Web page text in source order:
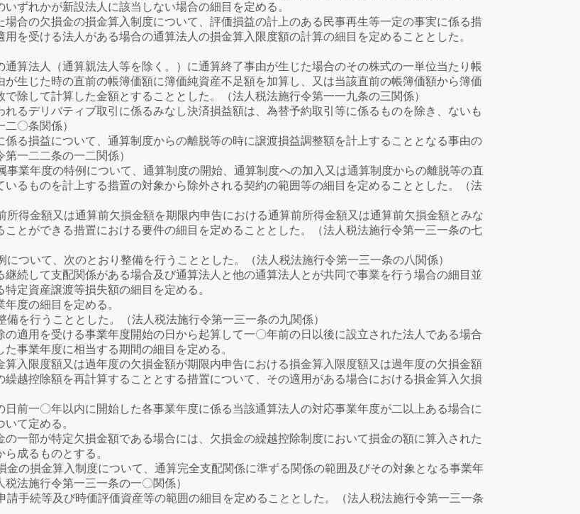
ずれかが新設法人に該当しない場合の細目を定める。
合の欠損金の損金算入制度について、評価損益の計上のある民事再生等一定の事実に係る措
を受ける法人がある場合の通算法人の損金算入限度額の計算の細目を定めることとした。
算法人（通算親法人等を除く。）に通算終了事由が生じた場合のその株式の一単位当たり帳
生じた時の直前の帳簿価額に簿価純資産不足額を加算し、又は当該直前の帳簿価額から簿価
除して計算した金額とすることとした。（法人税法施行令第一一九条の三関係）
るデリバティブ取引に係るみなし決済損益額は、為替予約取引等に係るものを除き、ないも
〇条関係）
る損益について、通算制度からの離脱等の時に譲渡損益調整額を計上することとなる事由の
一二二条の一二関係）
業年度の特例について、通算制度の開始、通算制度への加入又は通算制度からの離脱等の直
るものを計上する措置の対象から除外される契約の範囲等の細目を定めることとした。（法
得金額又は通算前欠損金額を期限内申告における通算前所得金額又は通算前欠損金額とみな
とができる措置における要件の細目を定めることとした。（法人税法施行令第一三一条の七
ついて、次のとおり整備を行うこととした。（法人税法施行令第一三一条の八関係）
して支配関係がある場合及び通算法人と他の通算法人とが共同で事業を行う場合の細目並
定資産譲渡等損失額の細目を定める。
度の細目を定める。
を行うこととした。（法人税法施行令第一三一条の九関係）
用を受ける事業年度開始の日から起算して一〇年前の日以後に設立された法人である場合
事業年度に相当する期間の細目を定める。
限度額又は過年度の欠損金額が期限内申告における損金算入限度額又は過年度の欠損金額
越控除額を再計算することとする措置について、その適用がある場合における損金算入欠損
一〇年以内に開始した各事業年度に係る当該通算法人の対応事業年度が二以上ある場合に
て定める。
部が特定欠損金額である場合には、欠損金の繰越控除制度において損金の額に算入された
成るものとする。
の損金算入制度について、通算完全支配関係に準ずる関係の範囲及びその対象となる事業年
法施行令第一三一条の一〇関係）
手続等及び時価評価資産等の範囲の細目を定めることとした。（法人税法施行令第一三一条